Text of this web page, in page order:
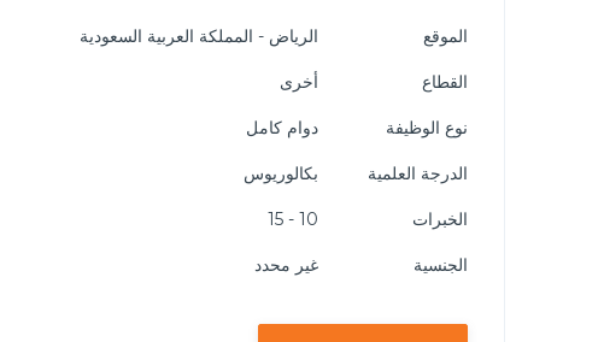
الموقع الرياض - المملكة العربية السعودية
القطاع أخرى
نوع الوظيفة دوام كامل
الدرجة العلمية بكالوريوس
الخبرات
الجنسية غير محدد